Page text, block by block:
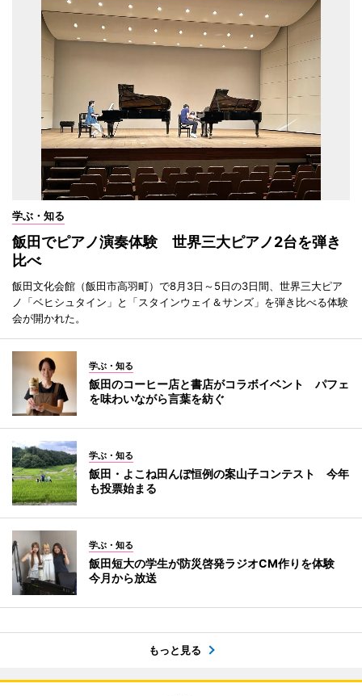
学ぶ・知る
飯田でピアノ演奏体験 世界三大ピアノ2台を弾き
比べ
飯田文化会館（飯田市高羽町）で8月3日～5日の3日間、世界三大ピア
ノ「ベヒシュタイン」と「スタインウェイ＆サンズ」を弾き比べる体験
会が開かれた。
学ぶ・知る
飯田のコーヒー店と書店がコラボイベント パフェ
を味わいながら言葉を紡ぐ
学ぶ・知る
飯田・よこね田んぼ恒例の案山子コンテスト 今年
も投票始まる
学ぶ・知る
飯田短大の学生が防災啓発ラジオCM作りを体験
今月から放送
もっと見る